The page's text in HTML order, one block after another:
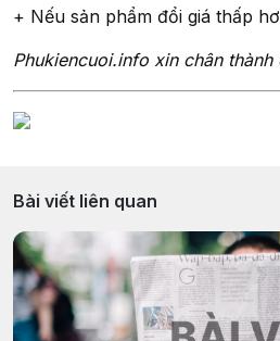
+ Nếu sản phẩm đổi giá thấp
Phukiencuoi.info xin chân
Bài viết liên quan